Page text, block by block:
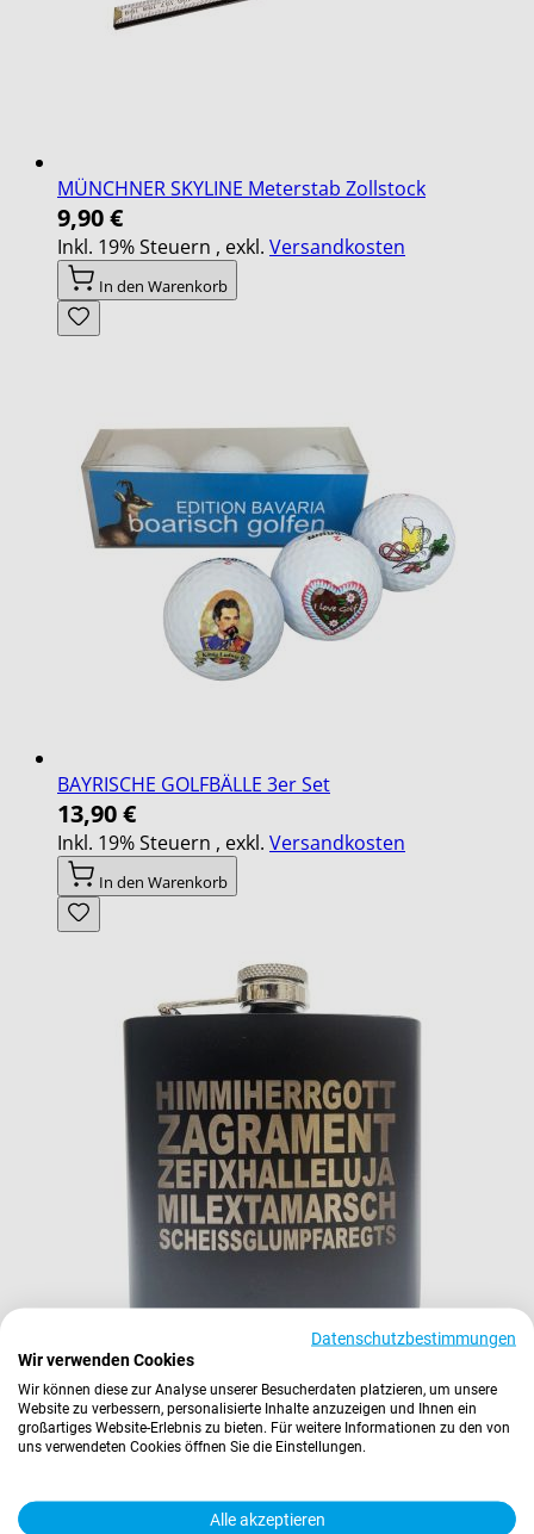
MÜNCHNER SKYLINE Meterstab Zollstock
9,90 €
Inkl. 19% Steuern , exkl. Versandkosten
In den Warenkorb
BAYRISCHE GOLFBÄLLE 3er Set
13,90 €
Inkl. 19% Steuern , exkl. Versandkosten
In den Warenkorb
Edelstahl Flachmann HIMMIHERRGOTT ZEFIX
17,90 €
Inkl. 19% Steuern,exkl.Versandkosten
Datenschutzbestimmungen
Wir verwenden Cookies
Wir können diese zur Analyse unserer Besucherdaten platzieren, um unsere
Website zu verbessern, personalisierte Inhalte anzuzeigen und Ihnen ein
großartiges Website-Erlebnis zu bieten. Für weitere Informationen zu den von
uns verwendeten Cookies öffnen Sie die Einstellungen.
Alle akzeptieren